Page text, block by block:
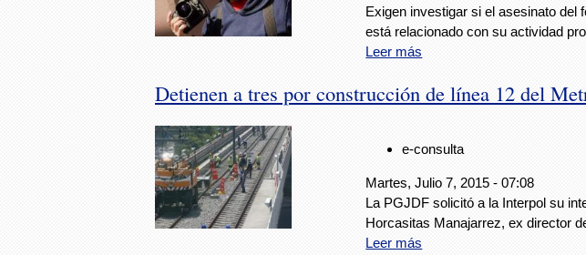
Exigen investigar si el asesinato del
está relacionado con su actividad
Leer más
Detienen a tres por construcción de línea 12 del
e-consulta
Martes, Julio 7, 2015 - 07:08
La PGJDF solicitó a la Interpol su
Horcasitas Manajarrez, ex director
Leer más